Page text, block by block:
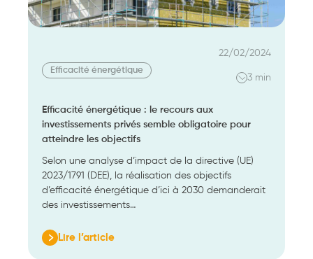
l’engagement
des
énergétique
Efficacité énergétique
22/02/2024
3 min
Efficacité énergétique : le recours aux
investissements privés semble obligatoire pour
atteindre les objectifs
Selon une analyse d’impact de la directive (UE)
2023/1791 (DEE), la réalisation des objectifs
d’efficacité énergétique d’ici à 2030 demanderait
des investissements…
Lire l’article
: